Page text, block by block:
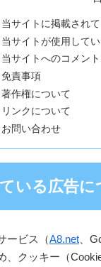
当サイトに掲載され
当サイトが使用して
当サイトへのコメン
免責事項
著作権について
リンクについて
お問い合わせ
いる広告に
ービス（A8.net 、
クッキー（